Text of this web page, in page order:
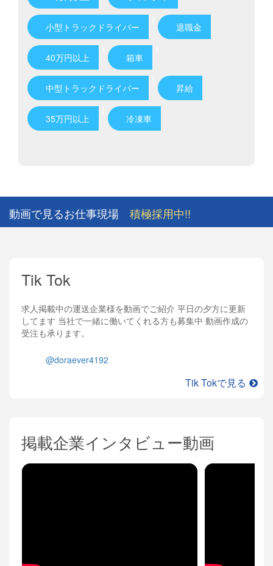
小型トラックドライバー 退職金
40万円以上 箱車
中型トラックドライバー 昇給
35万円以上 冷凍車
動画で見るお仕事現場 積極採用中!!
Tik Tok
求人掲載中の運送企業様を動画でご紹介 平日の夕方に更新
してます 当社で一緒に働いてくれる方も募集中 動画作成の
受注も承ります。
Tik Tokで見る
@doraever4192
掲載企業インタビュー動画